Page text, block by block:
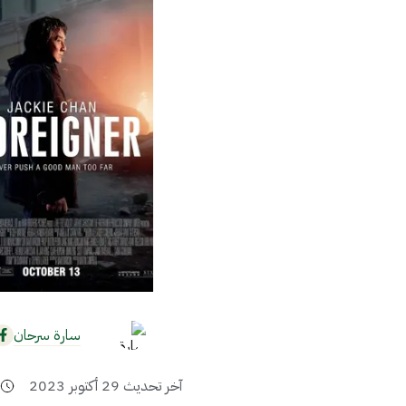
سارة سرحان
آخر تحديث 29 أكتوبر 2023